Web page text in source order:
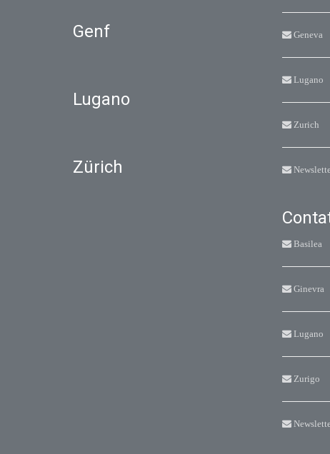
Genf
Lugano
Zürich
Geneva
Lugano
Zurich
Basilea
Ginevra
Lugano
Zurigo